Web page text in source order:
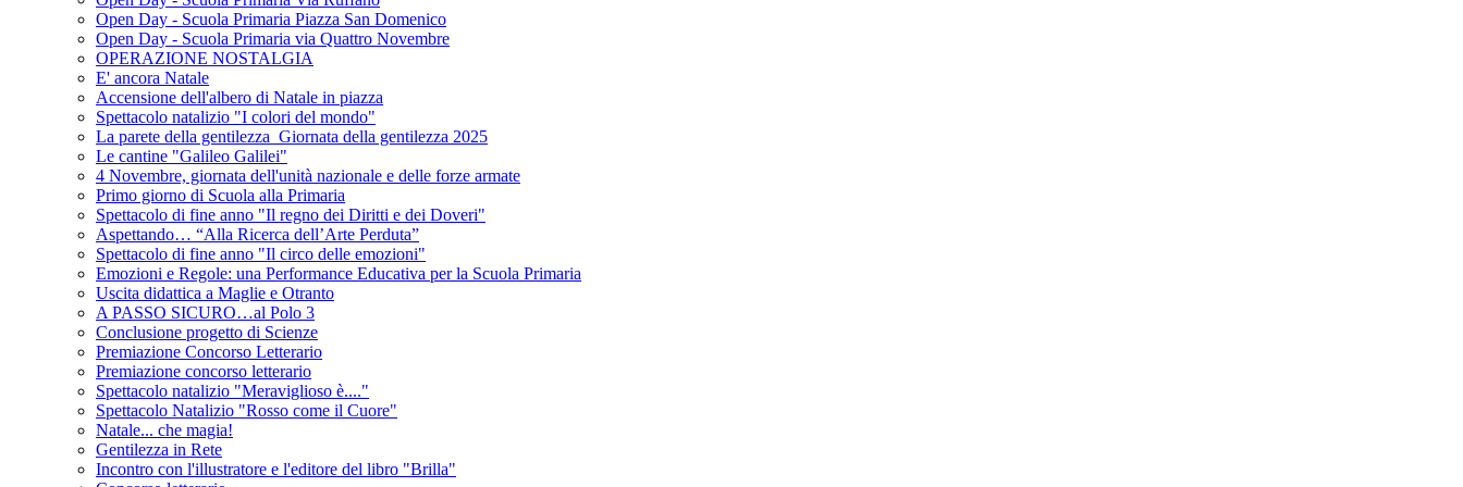
Open Day - Scuola Primaria Piazza San Domenico
Open Day - Scuola Primaria via Quattro Novembre
OPERAZIONE NOSTALGIA
E' ancora Natale
Accensione dell'albero di Natale in piazza
Spettacolo natalizio "I colori del mondo"
La parete della gentilezza_Giornata della gentilezza 2025
Le cantine "Galileo Galilei"
4 Novembre, giornata dell'unità nazionale e delle forze armate
Primo giorno di Scuola alla Primaria
Spettacolo di fine anno "Il regno dei Diritti e dei Doveri"
Aspettando… “Alla Ricerca dell’Arte Perduta”
Spettacolo di fine anno "Il circo delle emozioni"
Emozioni e Regole: una Performance Educativa per la Scuola Primaria
Uscita didattica a Maglie e Otranto
A PASSO SICURO…al Polo 3
Conclusione progetto di Scienze
Premiazione Concorso Letterario
Premiazione concorso letterario
Spettacolo natalizio "Meraviglioso è...."
Spettacolo Natalizio "Rosso come il Cuore"
Natale... che magia!
Gentilezza in Rete
Incontro con l'illustratore e l'editore del libro "Brilla"